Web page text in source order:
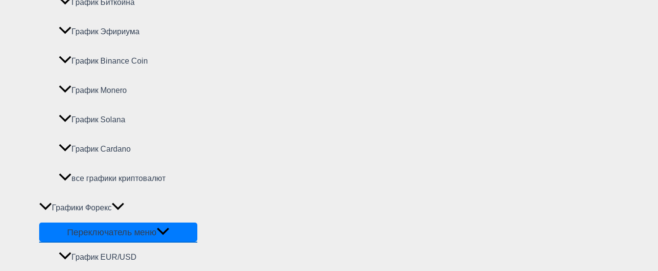
График Биткойна
График Эфириума
График Binance Coin
График Monero
График Solana
График Cardano
все графики криптовалют
Графики Форекс
Переключатель меню
График EUR/USD